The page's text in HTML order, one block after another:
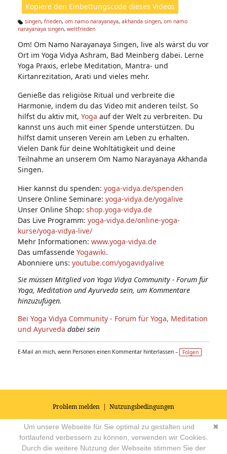
Kopiere den Einbettungscode dieses Videos
Ta
s:
singen, frieden, om namo narayanaya, akhanda singen, om namo
narayanaya singen, weltfrieden
Om! Om Namo Narayanaya Singen, live als wärst du vor
Ort im Yoga Vidya Ashram, Bad Meinberg dabei. Lerne
Yoga Praxis, erlebe Meditation, Mantra- und
Kirtanrezitation, Arati und vieles mehr.
Genieße das religiöse Ritual und verbreite die
Harmonie, indem du das Video mit anderen teilst. So
hilfst du aktiv mit, Yoga auf der Welt zu verbreiten. Du
kannst uns auch mit einer Spende unterstützen. Du
hilfst damit unseren Verein am Leben zu erhalten.
Vielen Dank für deine Wohltätigkeit und deine
Teilnahme an unserem Om Namo Narayanaya Akhanda
Singen.
Hier kannst du spenden: yoga-vidya.de/spenden
Unsere Online Seminare: yoga-vidya.de/yogalive
Unser Online Shop: shop.yoga-vidya.de
Das Live Programm: yoga-vidya.de/online-yoga-
kurse/yoga-vidya-live/
Mehr Informationen: www.yoga-vidya.de
Das umfassende Yogawiki.
Abonniere uns: youtube.com/yogavidyalive
Sie müssen Mitglied von Yoga Vidya Community - Forum für
Yoga, Meditation und Ayurveda sein, um Kommentare
hinzuzufügen.
Bei Yoga Vidya Community - Forum für Yoga, Meditation
und Ayurveda dabei sein
E-Mail an mich, wenn Personen einen Kommentar hinterlassen – Folgen
Problem melden | Nutzungsbedingungen
© 2026Impressum|Datenschutz|AGB's| Yoga Vidya Community -
Forum für Yoga, Meditation und Ayurveda Powered by
✖
Um unsere Webseite für Sie optimal zu gestalten und
fortlaufend verbessern zu können, verwenden wir Cookies.
Durch die weitere Nutzung der Webseite stimmen Sie der